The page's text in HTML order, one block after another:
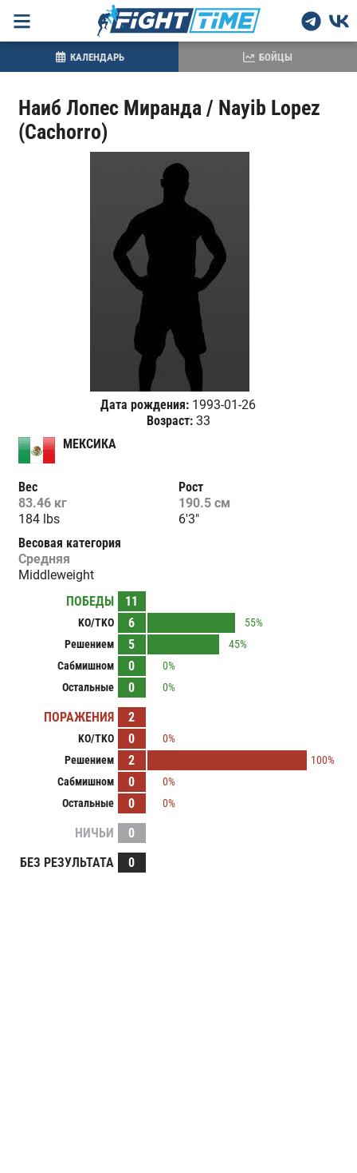
Наиб Лопес Миранда / Nayib Lopez
(Cachorro)
Дата рождения: 1993-01-26
Возраст:33
МЕКСИКА
Вес
83.46 кг
184 lbs
Рост
190.5 см
6'3"
Весовая категория
Средняя
Middleweight
ПОБЕДЫ
11
KO/TKO 6
55%
Решением
5
45%
Сабмишном
0
0%
Остальные
0 0%
ПОРАЖЕНИЯ 2
KO/TKO 0
0%
Решением
2
100%
Сабмишном
0
0%
Остальные
0 0%
НИЧЬИ
0
БЕЗ РЕЗУЛЬТАТА
0
КАЛЕНДАРЬ БОЙЦЫ